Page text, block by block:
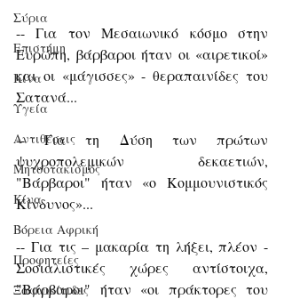
Σύρια
Επιστήμη
Kίνα
Υγεία
Aντιθέσεις
Μητσοτακισμός
Κίνα
Βόρεια Αφρική
Προφητείες
Ξαφνικίτιδες
-- Για τον Μεσαιωνικό κόσμο στην
Ευρώπη, βάρβαροι ήταν οι «αιρετικοί»
και οι «μάγισσες» - θεραπαινίδες του
Σατανά...
-- Για τη Δύση των πρώτων
ψυχροπολεμικών δεκαετιών,
"Βάρβαροι" ήταν «ο Κομμουνιστικός
Κίνδυνος»...
-- Για τις – μακαρία τη λήξει, πλέον -
Σοσιαλιστικές χώρες αντίστοιχα,
"Βάρβαροι" ήταν «οι πράκτορες του